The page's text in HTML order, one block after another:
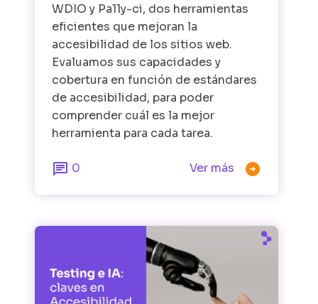
WDIO y Pa11y-ci, dos herramientas
eficientes que mejoran la
accesibilidad de los sitios web.
Evaluamos sus capacidades y
cobertura en función de estándares
de accesibilidad, para poder
comprender cuál es la mejor
herramienta para cada tarea.
 0 Ver más 